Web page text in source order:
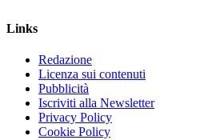
Links
Redazione
Licenza sui contenuti
Pubblicità
Iscriviti alla Newsletter
Privacy Policy
Cookie Policy